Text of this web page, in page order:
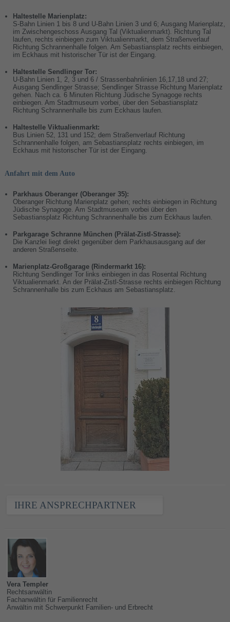
Haltestelle Marienplatz:
S-Bahn Linien 1 bis 8 und U-Bahn Linien 3 und 6; Ausgang Marienplatz,
im Zwischengeschoss Ausgang Tal (Viktualienmarkt). Richtung Tal
laufen, rechts einbiegen zum Viktualienmarkt, dem Straßenverlauf
Richtung Schrannenhalle folgen. Am Sebastiansplatz rechts einbiegen,
im Eckhaus mit historischer Tür ist der Eingang.
Haltestelle Sendlinger Tor:
U-Bahn Linien 1, 2, 3 und 6 / Strassenbahnlinien 16,17,18 und 27;
Ausgang Sendlinger Strasse; Sendlinger Strasse Richtung Marienplatz
gehen. Nach ca. 6 Minuten Richtung Jüdische Synagoge rechts
einbiegen. Am Stadtmuseum vorbei, über den Sebastiansplatz
Richtung Schrannenhalle bis zum Eckhaus laufen.
Haltestelle Viktualienmarkt:
Bus Linien 52, 131 und 152; dem Straßenverlauf Richtung
Schrannenhalle folgen, am Sebastiansplatz rechts einbiegen, im
Eckhaus mit historischer Tür ist der Eingang.
Anfahrt mit dem Auto
Parkhaus Oberanger (Oberanger 35):
Oberanger Richtung Marienplatz gehen; rechts einbiegen in Richtung
Jüdische Synagoge. Am Stadtmuseum vorbei über den
Sebastiansplatz Richtung Schrannenhalle bis zum Eckhaus laufen.
Parkgarage Schranne München (Prälat-Zistl-Strasse):
Die Kanzlei liegt direkt gegenüber dem Parkhausausgang auf der
anderen Straßenseite.
Marienplatz-Großgarage (Rindermarkt 16):
Richtung Sendlinger Tor links einbiegen in das Rosental Richtung
Viktualienmarkt. An der Prälat-Zistl-Strasse rechts einbiegen Richtung
Schrannenhalle bis zum Eckhaus am Sebastiansplatz.
IHRE ANSPRECHPARTNER
Vera Templer
Rechtsanwältin
Fachanwältin für Familienrecht
Anwältin mit Schwerpunkt Familien- und Erbrecht